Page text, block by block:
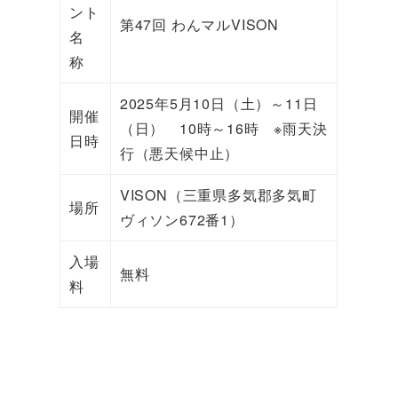
ント
名
称
第47回 わんマルVISON
開催
日時
2025年5月10日（土）～11日
（日） 10時～16時 ※雨天決
行（悪天候中止）
場所
VISON（三重県多気郡多気町
ヴィソン672番1）
入場
料
無料